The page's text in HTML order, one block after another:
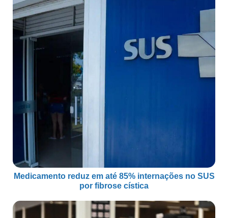
Medicamento reduz em até 85% internações no SUS
por fibrose cística